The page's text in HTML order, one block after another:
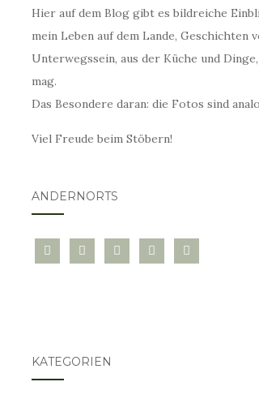
Hier auf dem Blog gibt es bildreiche
mein Leben auf dem Lande, Geschichten
Unterwegssein, aus der Küche und
mag.
Das Besondere daran: die Fotos sind
Viel Freude beim Stöbern!
ANDERNORTS
bloglovininstagramtwitter pinterest
mail
KATEGORIEN